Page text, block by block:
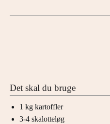
Det skal du bruge
1 kg kartoffler
3-4 skalotteløg